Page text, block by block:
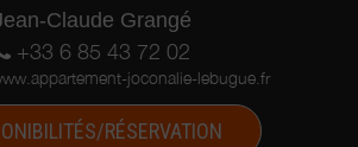
Claude Grangé
+33 6 85 43 72 02
joconalie-lebugue.fr
RÉSERVATION